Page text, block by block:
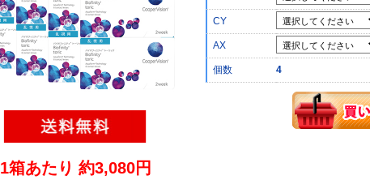
1箱あたり 約3,080円
CY
AX
個数 4